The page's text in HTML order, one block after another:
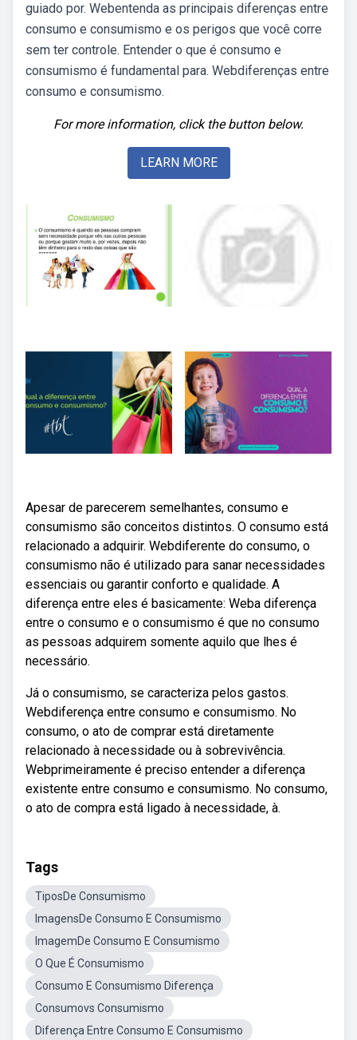
guiado por. Webentenda as principais diferenças entre
consumo e consumismo e os perigos que você corre
sem ter controle. Entender o que é consumo e
consumismo é fundamental para. Webdiferenças entre
consumo e consumismo.
For more information, click the button below.
LEARN MORE
Apesar de parecerem semelhantes, consumo e
consumismo são conceitos distintos. O consumo está
relacionado a adquirir. Webdiferente do consumo, o
consumismo não é utilizado para sanar necessidades
essenciais ou garantir conforto e qualidade. A
diferença entre eles é basicamente: Weba diferença
entre o consumo e o consumismo é que no consumo
as pessoas adquirem somente aquilo que lhes é
necessário.
Já o consumismo, se caracteriza pelos gastos.
Webdiferença entre consumo e consumismo. No
consumo, o ato de comprar está diretamente
relacionado à necessidade ou à sobrevivência.
Webprimeiramente é preciso entender a diferença
existente entre consumo e consumismo. No consumo,
o ato de compra está ligado à necessidade, à.
Tags
TiposDe Consumismo
ImagensDe Consumo E Consumismo
ImagemDe Consumo E Consumismo
O Que É Consumismo
Consumo E Consumismo Diferença
Consumovs Consumismo
Diferença Entre Consumo E Consumismo